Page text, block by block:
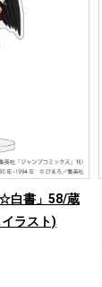
白書」58/蔵
ラスト)